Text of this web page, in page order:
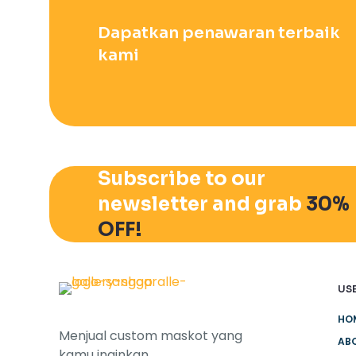
Dapatkan penawaran terbaik
kami
Subscribe to our
newsletter and grab 30%
OFF!
Menjual custom maskot yang